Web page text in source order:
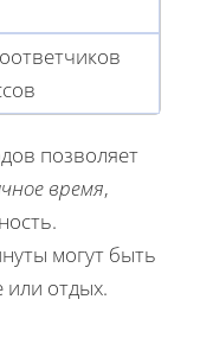
позволяет
время,
могут быть
или отдых.